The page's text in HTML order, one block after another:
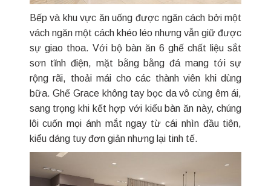
Bếp và khu vực ăn uống được ngăn cách bởi một
vách ngăn một cách khéo léo nhưng vẫn giữ được
sự giao thoa. Với bộ bàn ăn 6 ghế chất liệu sắt
sơn tĩnh điện, mặt bằng bằng đá mang tới sự
rộng rãi, thoải mái cho các thành viên khi dùng
bữa. Ghế Grace không tay bọc da vô cùng êm ái,
sang trọng khi kết hợp với kiểu bàn ăn này, chúng
lôi cuốn mọi ánh mắt ngay từ cái nhìn đầu tiên,
kiểu dáng tuy đơn giản nhưng lại tinh tế.